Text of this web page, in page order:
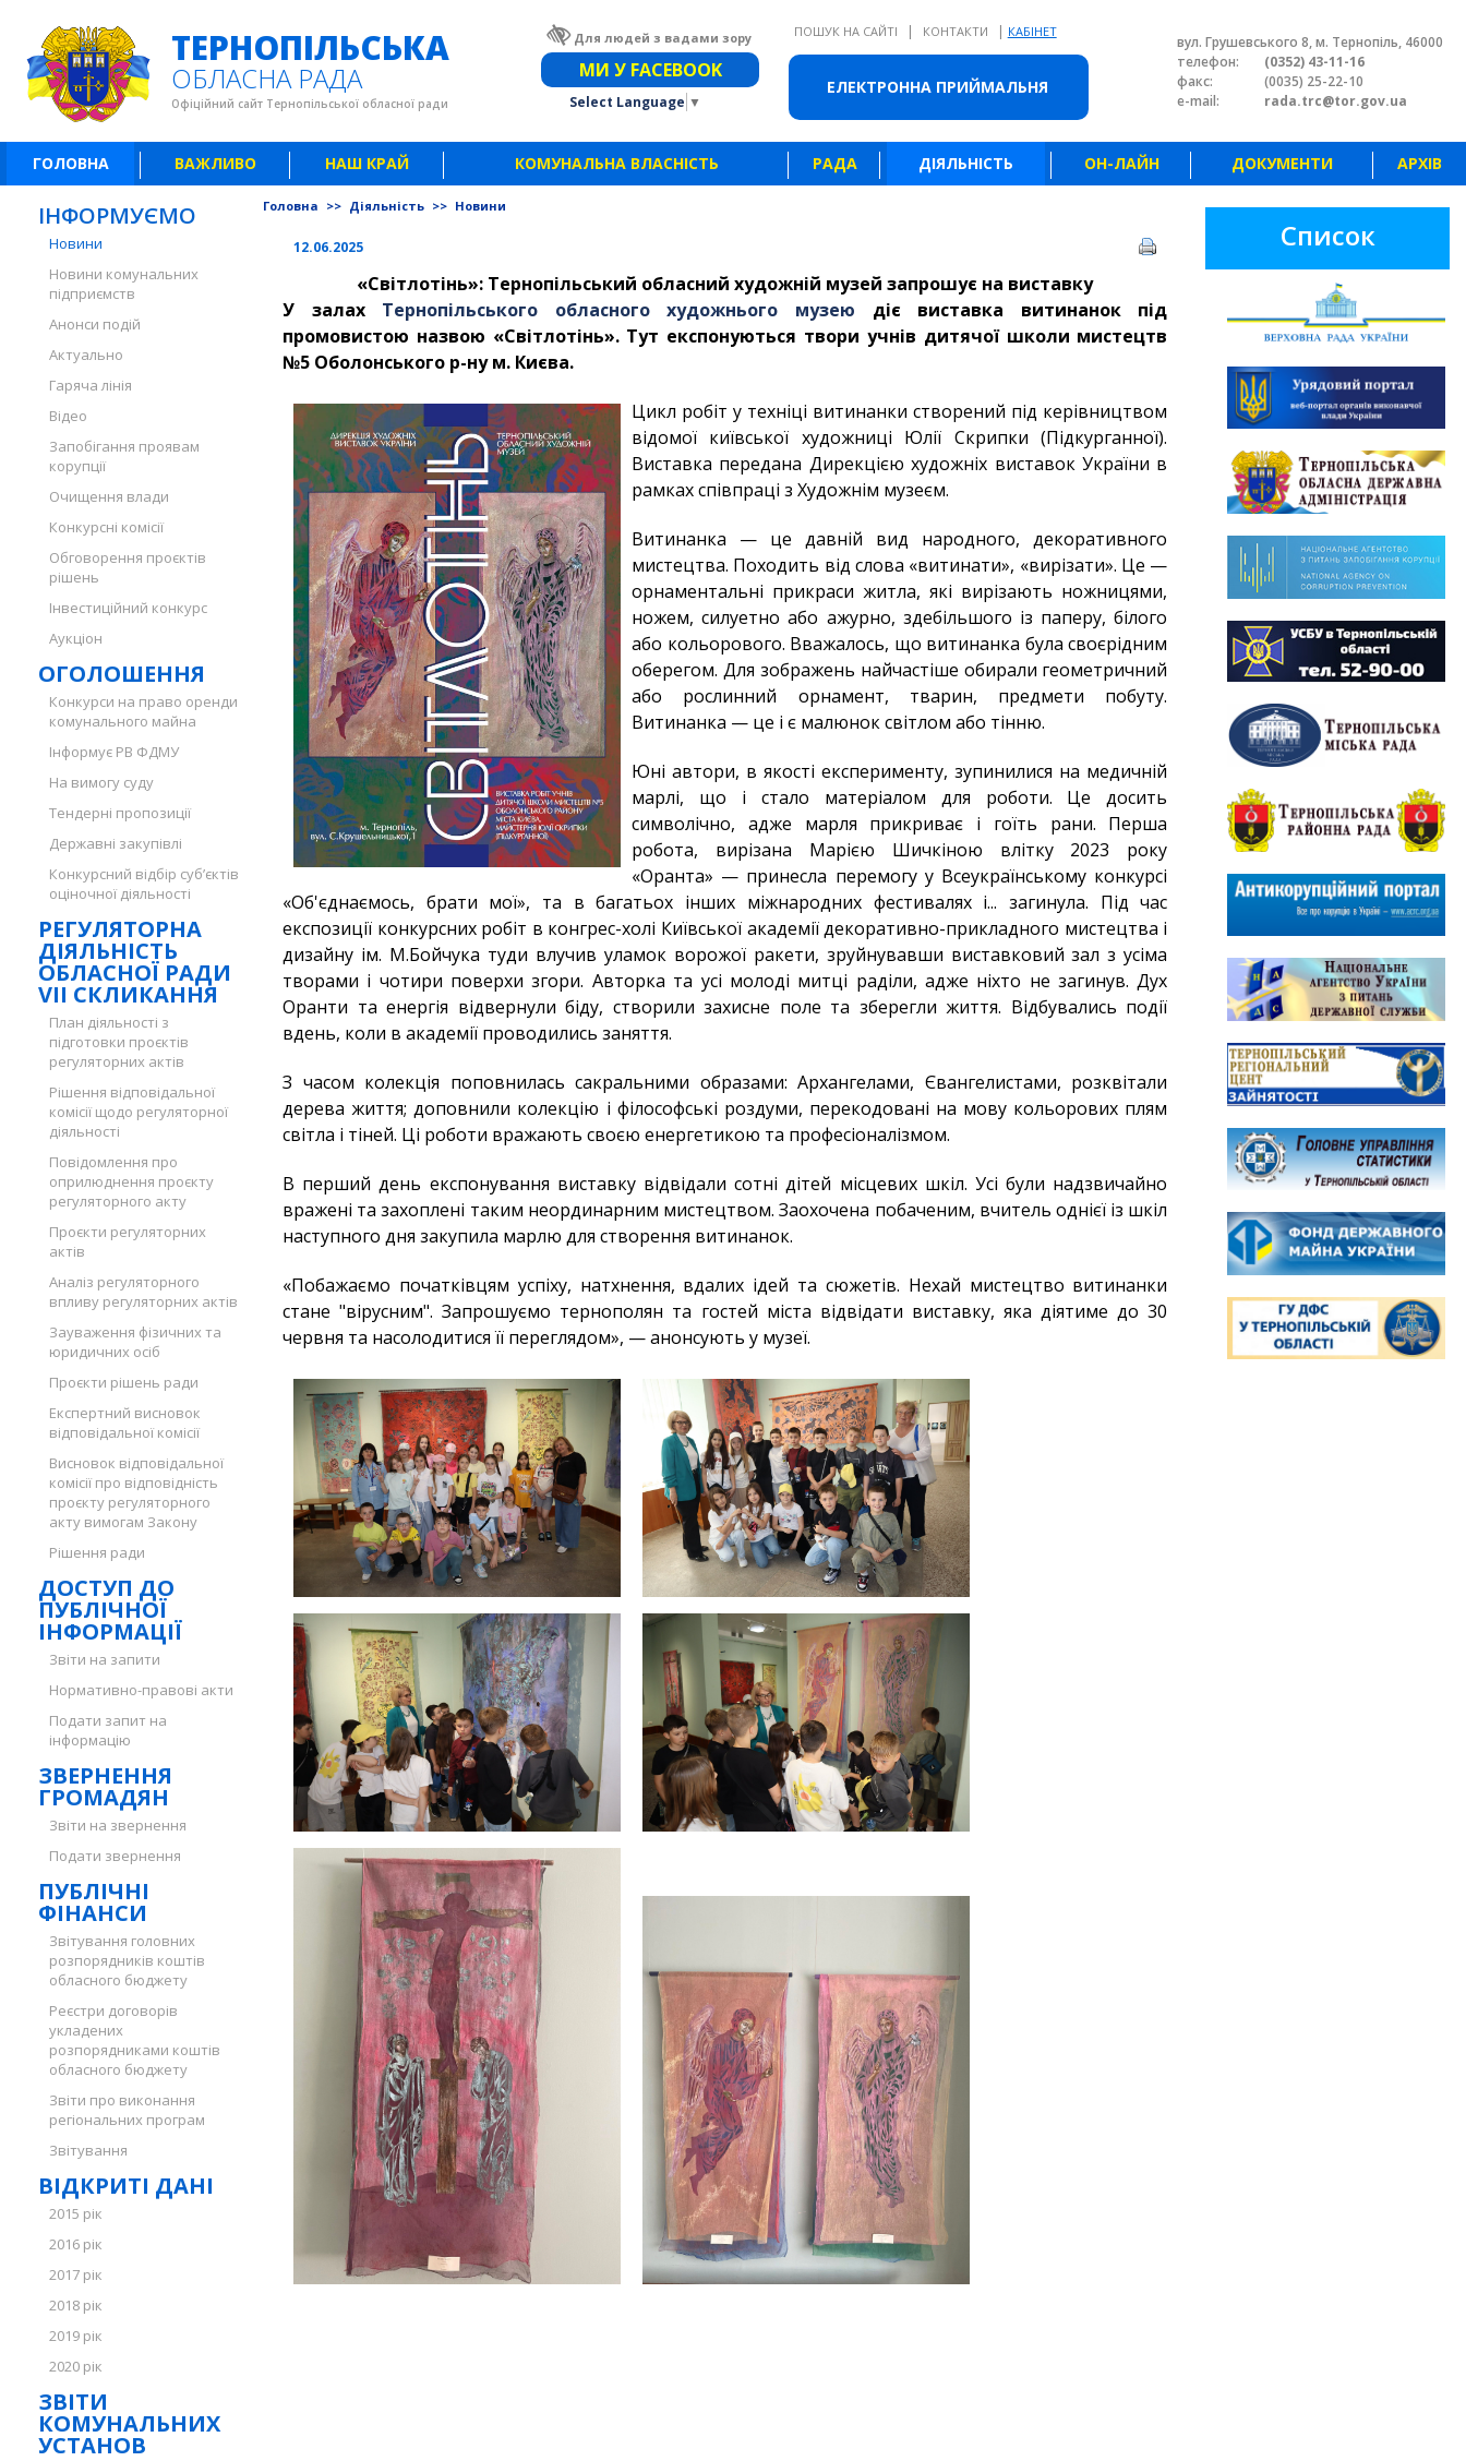
ЕЛЕКТРОННА ПРИЙМАЛЬНЯ
ТЕРНОПІЛЬСЬКА
ОБЛАСНА РАДА
Офіційний сайт Тернопільської обласної ради
Для людей з вадами зору Звичайна версія сайту
МИ У FACEBOOK
Select Language ▼
ПОШУК НА САЙТІ | КОНТАКТИ | КАБІНЕТ
вул. Грушевського 8, м. Тернопіль, 46000
телефон:
(0352) 43-11-16
факс:
(0035) 25-22-10
e-mail:
rada.trc@tor.gov.ua
ГОЛОВНА ВАЖЛИВО НАШ КРАЙ КОМУНАЛЬНА ВЛАСНІСТЬ РАДА ДІЯЛЬНІСТЬ ОН-ЛАЙН ДОКУМЕНТИ АРХІВ
ІНФОРМУЄМО
Новини
Новини комунальних
підприємств
Анонси подій
Актуально
Гаряча лінія
Відео
Запобігання проявам
корупції
Очищення влади
Конкурсні комісії
Обговорення проєктів
рішень
Інвестиційний конкурс
Аукціон
ОГОЛОШЕННЯ
Конкурси на право оренди
комунального майна
Інформує РВ ФДМУ
На вимогу суду
Тендерні пропозиції
Державні закупівлі
Конкурсний відбір суб’єктів
оціночної діяльності
РЕГУЛЯТОРНА
ДІЯЛЬНІСТЬ
ОБЛАСНОЇ РАДИ
VII СКЛИКАННЯ
План діяльності з
підготовки проєктів
регуляторних актів
Рішення відповідальної
комісії щодо регуляторної
діяльності
Повідомлення про
оприлюднення проєкту
регуляторного акту
Проєкти регуляторних
актів
Аналіз регуляторного
впливу регуляторних актів
Зауваження фізичних та
юридичних осіб
Проєкти рішень ради
Експертний висновок
відповідальної комісії
Висновок відповідальної
комісії про відповідність
проєкту регуляторного
акту вимогам Закону
Рішення ради
ДОСТУП ДО
ПУБЛІЧНОЇ
ІНФОРМАЦІЇ
Звіти на запити
Нормативно-правові акти
Подати запит на
інформацію
ЗВЕРНЕННЯ
ГРОМАДЯН
Звіти на звернення
Подати звернення
ПУБЛІЧНІ
ФІНАНСИ
Звітування головних
розпорядників коштів
обласного бюджету
Реєстри договорів
укладених
розпорядниками коштів
обласного бюджету
Звіти про виконання
регіональних програм
Звітування
ВІДКРИТІ ДАНІ
2015 рік
2016 рік
2017 рік
2018 рік
2019 рік
2020 рік
ЗВІТИ
КОМУНАЛЬНИХ
УСТАНОВ
Головна >> Діяльність >> Новини
12.06.2025
«Світлотінь»: Тернопільський обласний художній музей запрошує на виставку
У залах Тернопільського обласного художнього музею діє виставка витинанок під
промовистою назвою «Світлотінь». Тут експонуються твори учнів дитячої школи мистецтв
№5 Оболонського р-ну м. Києва.
Цикл робіт у техніці витинанки створений під керівництвом
відомої київської художниці Юлії Скрипки (Підкурганної).
Виставка передана Дирекцією художніх виставок України в
рамках співпраці з Художнім музеєм.
Витинанка — це давній вид народного, декоративного
мистецтва. Походить від слова «витинати», «вирізати». Це —
орнаментальні прикраси житла, які вирізають ножницями,
ножем, силуетно або ажурно, здебільшого із паперу, білого
або кольорового. Вважалось, що витинанка була своєрідним
оберегом. Для зображень найчастіше обирали геометричний
або рослинний орнамент, тварин, предмети побуту.
Витинанка — це і є малюнок світлом або тінню.
Юні автори, в якості експерименту, зупинилися на медичній
марлі, що і стало матеріалом для роботи. Це досить
символічно, адже марля прикриває і гоїть рани. Перша
робота, вирізана Марією Шичкіною влітку 2023 року
«Оранта» — принесла перемогу у Всеукраїнському конкурсі
«Об'єднаємось, брати мої», та в багатьох інших міжнародних фестивалях і... загинула. Під час
експозиції конкурсних робіт в конгрес-холі Київської академії декоративно-прикладного мистецтва і
дизайну ім. М.Бойчука туди влучив уламок ворожої ракети, зруйнувавши виставковий зал з усіма
творами і чотири поверхи згори. Авторка та усі молоді митці раділи, адже ніхто не загинув. Дух
Оранти та енергія відвернули біду, створили захисне поле та зберегли життя. Відбувались події
вдень, коли в академії проводились заняття.
З часом колекція поповнилась сакральними образами: Архангелами, Євангелистами, розквітали
дерева життя; доповнили колекцію і філософські роздуми, перекодовані на мову кольорових плям
світла і тіней. Ці роботи вражають своєю енергетикою та професіоналізмом.
В перший день експонування виставку відвідали сотні дітей місцевих шкіл. Усі були надзвичайно
вражені та захоплені таким неординарним мистецтвом. Заохочена побаченим, вчитель однієї із шкіл
наступного дня закупила марлю для створення витинанок.
«Побажаємо початківцям успіху, натхнення, вдалих ідей та сюжетів. Нехай мистецтво витинанки
стане "вірусним". Запрошуємо тернополян та гостей міста відвідати виставку, яка діятиме до 30
червня та насолодитися її переглядом», — анонсують у музеї.
Список